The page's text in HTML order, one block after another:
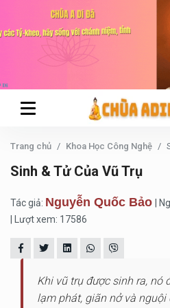
Trang chủ Khoa Học Công Nghệ
Sinh & Tử Của Vũ Trụ
Tác giả: Nguyễn Quốc Bảo
|
| Lượt xem: 17586
Khi vũ trụ được sinh ra, nó
lạm phát, giãn nở và nguội